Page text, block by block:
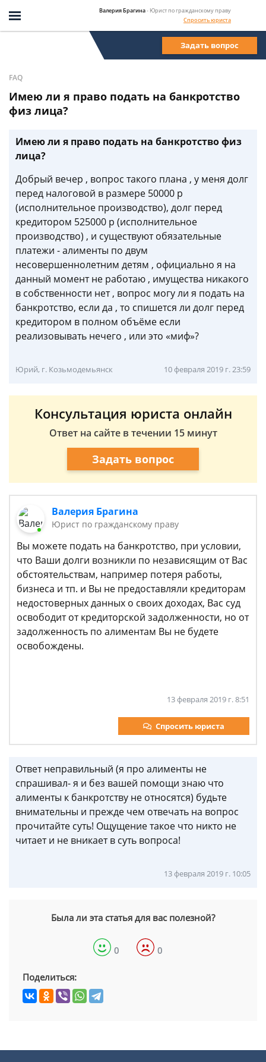
Валерия Брагина- Юрист по гражданскому праву
Спросить юриста
Задать вопрос
FAQ
Имею ли я право подать на банкротство
физ лица?
Имею ли я право подать на банкротство физ
лица?
Добрый вечер , вопрос такого плана , у меня долг
перед налоговой в размере 50000 р
(исполнительное производство), долг перед
кредитором 525000 р (исполнительное
производство) , и существуют обязательные
платежи - алименты по двум
несовершеннолетним детям , официально я на
данный момент не работаю , имущества никакого
в собственности нет , вопрос могу ли я подать на
банкротство, если да , то спишется ли долг перед
кредитором в полном объёме если
реализовывать нечего , или это «миф»?
Юрий, г. Козьмодемьянск 10 февраля 2019 г. 23:59
Консультация юриста онлайн
Ответ на сайте в течении 15 минут
Задать вопрос
Валерия Брагина
Юрист по гражданскому праву
Вы можете подать на банкротство, при условии,
что Ваши долги возникли по независящим от Вас
обстоятельствам, например потеря работы,
бизнеса и тп. и Вы не предоставляли кредиторам
недостоверных данных о своих доходах, Вас суд
освободит от кредиторской задолженности, но от
задолженность по алиментам Вы не будете
освобождены.
13 февраля 2019 г. 8:51
Спросить юриста
Ответ неправильный (я про алименты не
спрашивал- я и без вашей помощи знаю что
алименты к банкротству не относятся) будьте
внимательны и прежде чем отвечать на вопрос
прочитайте суть! Ощущение такое что никто не
читает и не вникает в суть вопроса!
13 февраля 2019 г. 10:05
Была ли эта статья для вас полезной?
0 0
Поделиться: